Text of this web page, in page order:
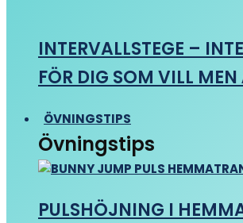
INTERVALLSTEGE –
FÖR DIG SOM VILL MEN
ÖVNINGSTIPS
Övningstips
PULSHÖJNING I